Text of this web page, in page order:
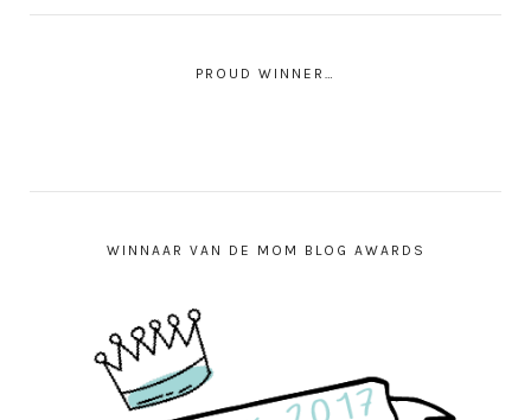
PROUD WINNER…
WINNAAR VAN DE MOM BLOG AWARDS